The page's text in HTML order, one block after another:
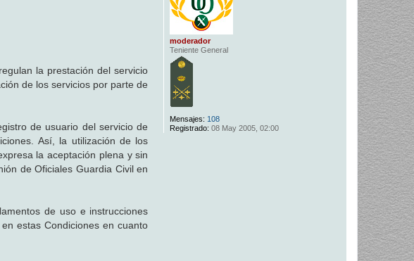
moderador
Teniente General
Mensajes: 108
Registrado: 08 May 2005, 02:00
la prestación del servicio
de los servicios por parte de
de usuario del servicio de
Así, la utilización de los
la aceptación plena y sin
de Oficiales Guardia Civil en
de uso e instrucciones
estas Condiciones en cuanto